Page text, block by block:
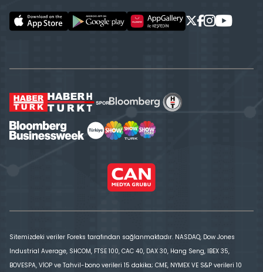
Sitemizdeki veriler Foreks tarafından sağlanmaktadır. NASDAQ, Dow Jones
Industrial Average, SHCOM, FTSE 100, CAC 40, DAX 30, Hang Seng, IBEX 35,
BOVESPA, VİOP ve Tahvil-bono verileri 15 dakika; CME, NYMEX VE S&P verileri 10